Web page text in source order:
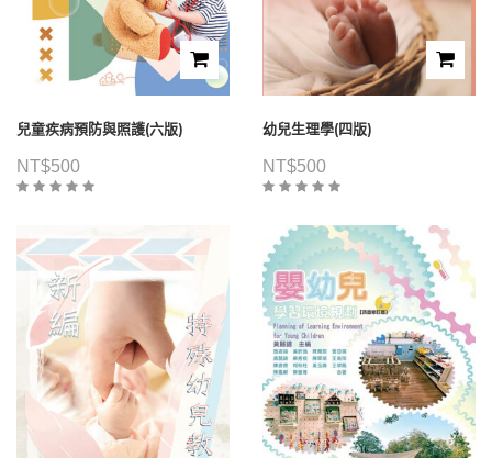
兒童疾病預防與照護(六版)
NT$500
幼兒生理學(四版)
NT$500